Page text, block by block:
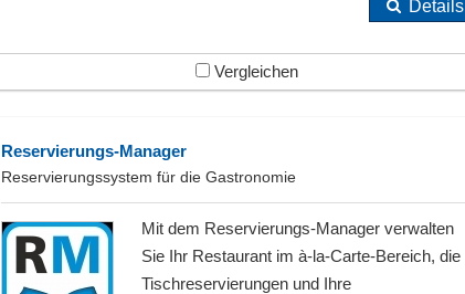
Details
Vergleichen
Reservierungs-Manager
Reservierungssystem für die Gastronomie
Mit dem Reservierungs-Manager verwalten
Sie Ihr Restaurant im à-la-Carte-Bereich, die
Tischreservierungen und Ihre